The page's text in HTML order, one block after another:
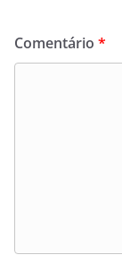
Comentário *